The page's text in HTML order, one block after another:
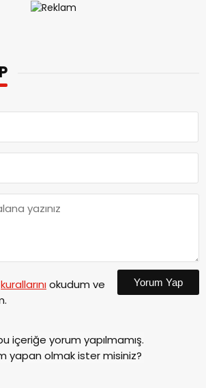
kurallarınıokudum ve
Yorum Yap
içeriğe yorum yapılmamış.
yapan olmak ister misiniz?